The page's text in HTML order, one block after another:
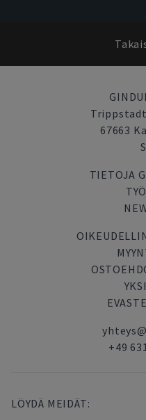
67663
TIETOJA
+49
LÖYDÄ MEIDÄT: